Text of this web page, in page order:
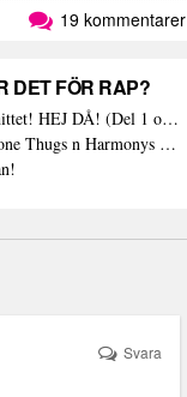
19 kommentarer
DET FÖR RAP?
27 Feb | Avsnitt 211! Sista avsnittet! HEJ DÅ! (Del 1 och 2)
9 Feb | Avsnitt 210! Special! Bone Thugs n Harmonys album E.1999 Eternal
Svara